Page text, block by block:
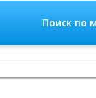
Поиск по